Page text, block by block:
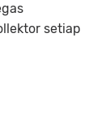
setiap